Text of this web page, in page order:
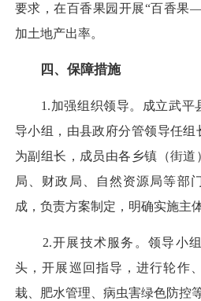
要求，在百香果园开展“百香果
加土地产出率。
四、保障措施
1.加强组织领导。成立武平
导小组，由县政府分管领导任组
为副组长，成员由各乡镇（街
局、财政局、自然资源局等部
成，负责方案制定，明确实施主
2.开展技术服务。领导小组
头，开展巡回指导，进行轮作
栽、肥水管理、病虫害绿色防控